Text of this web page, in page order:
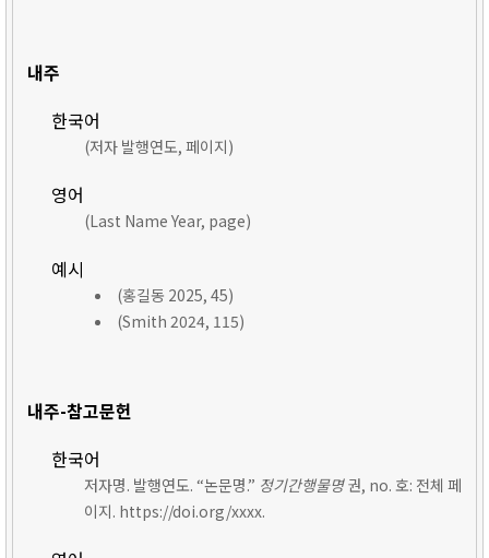
내주
한국어
(저자 발행연도, 페이지)
영어
(Last Name Year, page)
예시
(홍길동 2025, 45)
(Smith 2024, 115)
내주-참고문헌
한국어
저자명. 발행연도. “논문명.” 정기간행물명권, no. 호: 전체 페
이지. https://doi.org/xxxx.